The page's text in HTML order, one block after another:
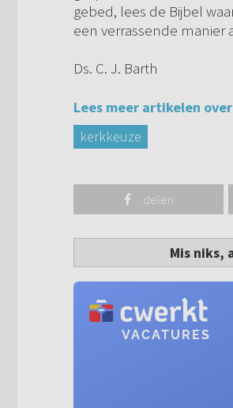
gebed, lees de Bijbel
een verrassende manier
Ds. C. J. Barth
Lees meer artikelen
kerkkeuze
delen
Mis niks,